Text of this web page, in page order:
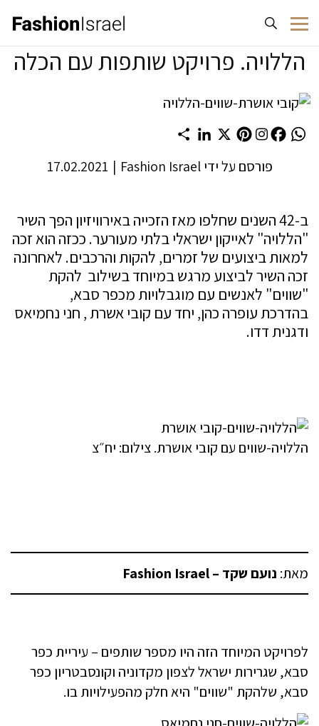
הללויה. פרויקט שותפות עם הכלה
WhatsApp
Facebook
Pinterest
X
LinkedIn
Share
פורסם על ידיFashion Israel
|
17.02.2021
ב-42 השנים שחלפו מאז הזכייה באירוויזיון הפך השיר
"הללויה" לאייקון ישראלי בלתי מעורער. ככזה הוא זכה
למאות ביצועים של זמרים, להקות והרכבים. לאחרונה
זכה השיר לביצוע מרגש במיוחד בשילוב להקת
"שווים" לאנשים עם מוגבלויות מכפר סבא,
בהדרכת עופרה כהן, יחד עם קובי אשרת , חני נחמיאס
ודגנית דדו.
הללויה-שווים עם קובי אושרת. צילום: יח״צ
מאת: נועם שקד – Fashion Israel
לפרויקט המיוחד הזה היו מספר שותפים – עיריית כפר
סבא, שגרירות ישראל לצפון מקדוניה וקונסבטריון כפר
סבא, שלהקת "שווים" היא חלק מהפעילויות בו.